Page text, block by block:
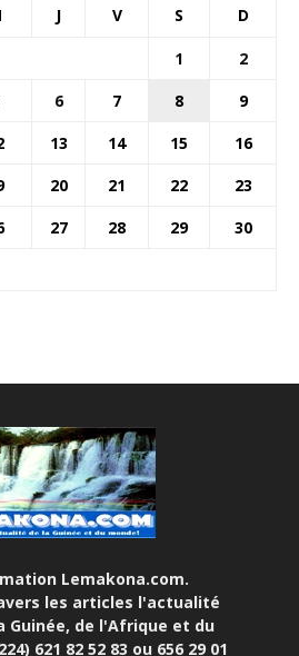
J V S D
1
2
6 7 8
9
13 14 15
16
20 21 22
23
27 28 29
30
Lemakona.com.
les articles l'actualité
Guinée, de l'Afrique et du
621 82 52 83 ou 656 29 01